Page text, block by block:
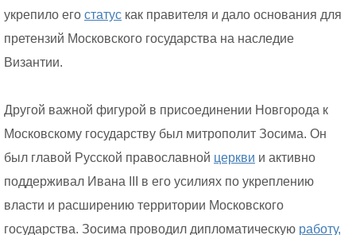
укрепило его статус как правителя и дало основания для
претензий Московского государства на наследие
Византии.
Другой важной фигурой в присоединении Новгорода к
Московскому государству был митрополит Зосима. Он
был главой Русской православной церкви и активно
поддерживал Ивана III в его усилиях по укреплению
власти и расширению территории Московского
государства. Зосима проводил дипломатическую работу,